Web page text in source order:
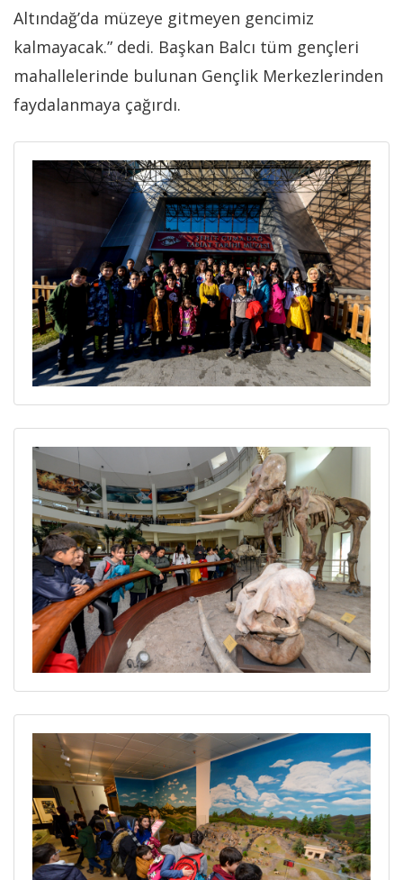
Altındağ’da müzeye gitmeyen gencimiz
kalmayacak.” dedi. Başkan Balcı tüm gençleri
mahallelerinde bulunan Gençlik Merkezlerinden
faydalanmaya çağırdı.